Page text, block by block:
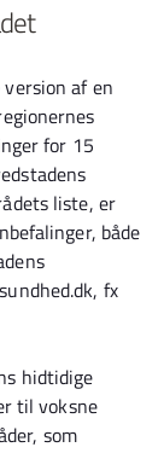
af en
for 15
liste, er
både
fx
hidtidige
til voksne
som